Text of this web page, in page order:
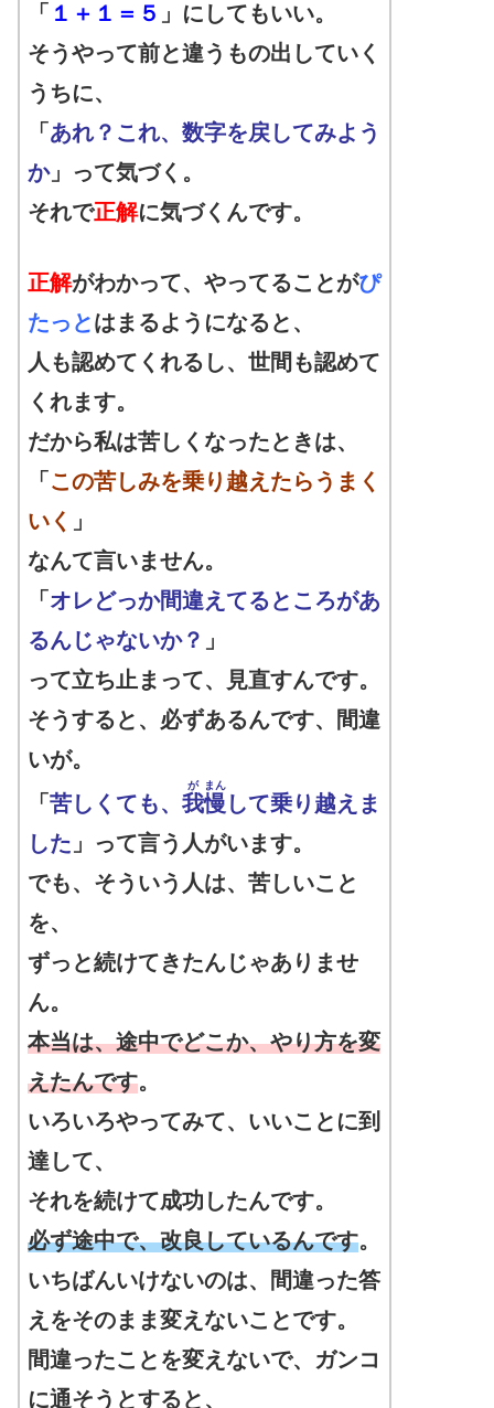
「 １＋１＝５ 」にしてもいい。
そうやって前と違うもの出していく
うちに、
「 あれ？これ、数字を戻してみよう
か」って気づく。
それで正解に気づくんです。
正解がわかって、やってることがぴ
たっとはまるようになると、
人も認めてくれるし、世間も認めて
くれます。
だから私は苦しくなったときは、
「 この苦しみを乗り越えたらうまく
いく 」
なんて言いません。
「 オレどっか間違えてるところがあ
るんじゃないか？ 」
って立ち止まって、見直すんです。
そうすると、必ずあるんです、間違
いが。
「 苦しくても、 我
が
慢
まん
して乗り越えま
した 」って言う人がいます。
でも、そういう人は、苦しいこと
を、
ずっと続けてきたんじゃありませ
ん。
本当は、途中でどこか、やり方を変
えたんです。
いろいろやってみて、いいことに到
達して、
それを続けて成功したんです。
必ず途中で、改良しているんです。
いちばんいけないのは、間違った答
えをそのまま変えないことです。
間違ったことを変えないで、ガンコ
に通そうとすると、